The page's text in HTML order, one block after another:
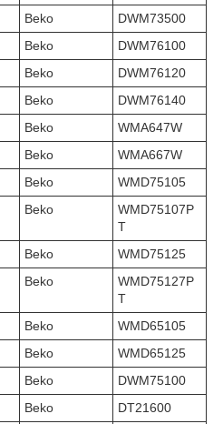
Beko
DWM73500
Beko
DWM76100
Beko
DWM76120
Beko
DWM76140
Beko
WMA647W
Beko
WMA667W
Beko
WMD75105
Beko
WMD75107P
T
Beko
WMD75125
Beko
WMD75127P
T
Beko
WMD65105
Beko
WMD65125
Beko
DWM75100
Beko DT21600